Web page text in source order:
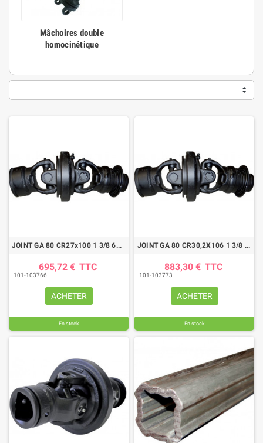
Mâchoires double
homocinétique
JOINT GA 80 CR27x100 1 3/8 6C TUBE QUADRILOBE 53,9
695,72 € TTC
101-103766
ACHETER
En stock
JOINT GA 80 CR30,2X106 1 3/8 6C TUBE QUADRILOBE SFT 58,2
883,30 € TTC
101-103773
ACHETER
En stock